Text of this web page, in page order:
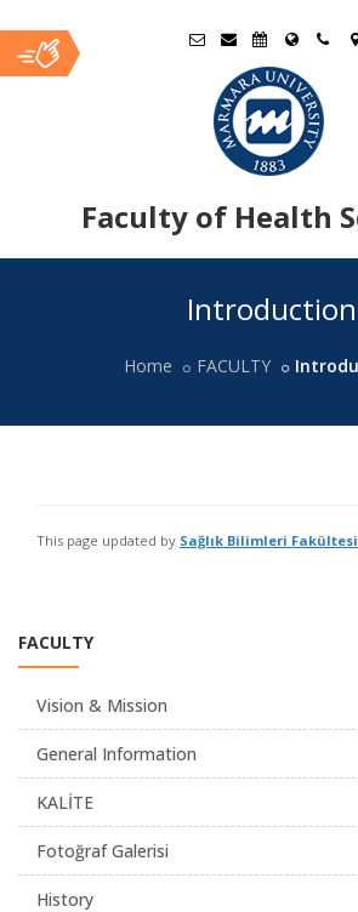
Faculty of Health
Introduction
Home FACULTY
This page updated by Sağlık Bilimleri Fakültesi
FACULTY
Vision & Mission
General Information
KALİTE
Fotoğraf Galerisi
History